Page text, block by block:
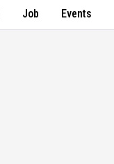
Job Events